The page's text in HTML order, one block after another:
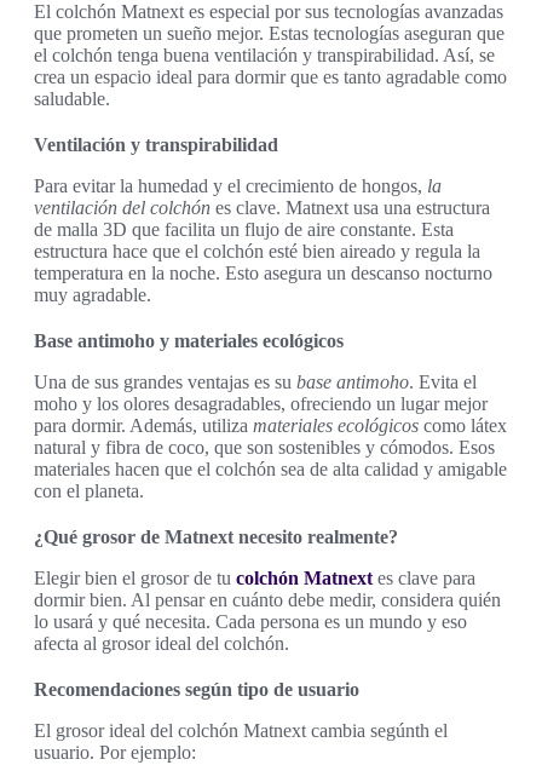
El colchón Matnext es especial por sus tecnologías avanzadas
que prometen un sueño mejor. Estas tecnologías aseguran que
el colchón tenga buena ventilación y transpirabilidad. Así, se
crea un espacio ideal para dormir que es tanto agradable como
saludable.
Ventilación y transpirabilidad
Para evitar la humedad y el crecimiento de hongos, la
ventilación del colchón es clave. Matnext usa una estructura
de malla 3D que facilita un flujo de aire constante. Esta
estructura hace que el colchón esté bien aireado y regula la
temperatura en la noche. Esto asegura un descanso nocturno
muy agradable.
Base antimoho y materiales ecológicos
Una de sus grandes ventajas es su base antimoho. Evita el
moho y los olores desagradables, ofreciendo un lugar mejor
para dormir. Además, utiliza materiales ecológicos como látex
natural y fibra de coco, que son sostenibles y cómodos. Esos
materiales hacen que el colchón sea de alta calidad y amigable
con el planeta.
¿Qué grosor de Matnext necesito realmente?
Elegir bien el grosor de tu colchón Matnext es clave para
dormir bien. Al pensar en cuánto debe medir, considera quién
lo usará y qué necesita. Cada persona es un mundo y eso
afecta al grosor ideal del colchón.
Recomendaciones según tipo de usuario
El grosor ideal del colchón Matnext cambia segúnth el
usuario. Por ejemplo: